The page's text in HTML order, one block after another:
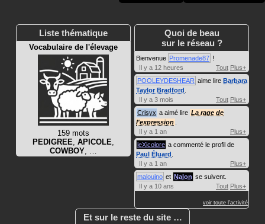
Liste thématique
Vocabulaire de l'élevage
159 mots
PEDIGREE, APICOLE,
COWBOY, …
Quoi de beau
sur le réseau ?
Bienvenue Promenade87 !
Il y a 12 heures
Tout Plus+
POOLEYDESHEAR aime lire Barbara
Taylor Bradford
Il y a 3 mois
Tout Plus+
Crisyx a aimé lire La rage de
l'expression
Il y a 1 an
Plus+
leXicolore a commenté le profil de
Paul Éluard
Il y a 1 an
Plus+
malouino et Nalon se suivent.
Il y a 10 ans
Tout Plus+
voir toute l'activité
Et sur le reste du site …